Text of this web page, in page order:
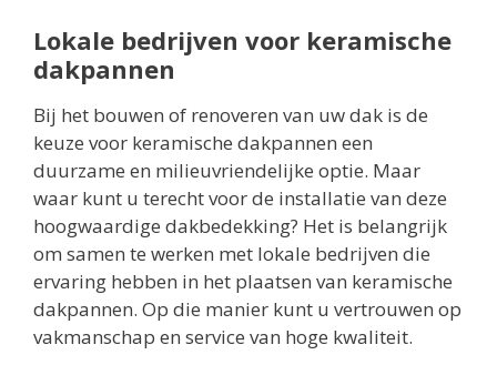
Lokale bedrijven voor keramische
dakpannen
Bij het bouwen of renoveren van uw dak is de
keuze voor keramische dakpannen een
duurzame en milieuvriendelijke optie. Maar
waar kunt u terecht voor de installatie van deze
hoogwaardige dakbedekking? Het is belangrijk
om samen te werken met lokale bedrijven die
ervaring hebben in het plaatsen van keramische
dakpannen. Op die manier kunt u vertrouwen op
vakmanschap en service van hoge kwaliteit.